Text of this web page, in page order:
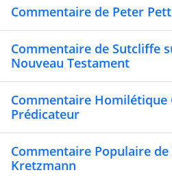
Commentaire de Peter
Commentaire de Sutcliffe
Nouveau Testament
Commentaire Homilétique
Prédicateur
Commentaire Populaire
Kretzmann